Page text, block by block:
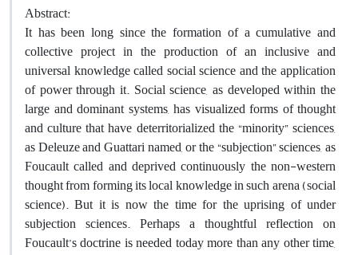
Abstract:
It has been long since the formation of a cumulative and
collective project in the production of an inclusive and
universal knowledge called social science and the application
of power through it. Social science, as developed within the
large and dominant systems, has visualized forms of thought
and culture that have deterritorialized the “minority” sciences,
as Deleuze and Guattari named, or the “subjection” sciences, as
Foucault called and deprived continuously the non-western
thought from forming its local knowledge in such arena (social
science). But it is now the time for the uprising of under
subjection sciences. Perhaps a thoughtful reflection on
Foucault’s doctrine is needed today more than any other time,